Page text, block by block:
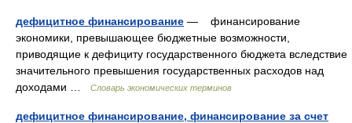
дефицитное финансирование — финансирование
экономики, превышающее бюджетные возможности,
приводящие к дефициту государственного бюджета вследствие
значительного превышения государственных расходов над
доходами …
Словарь экономических терминов
дефицитное финансирование, финансирование за счет